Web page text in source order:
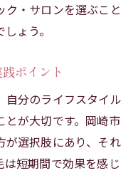
ク・サロンを選ぶこと
ょう。
ポイント
自分のライフスタイル
が大切です。岡崎市
が選択肢にあり、それ
短期間で効果を感じ